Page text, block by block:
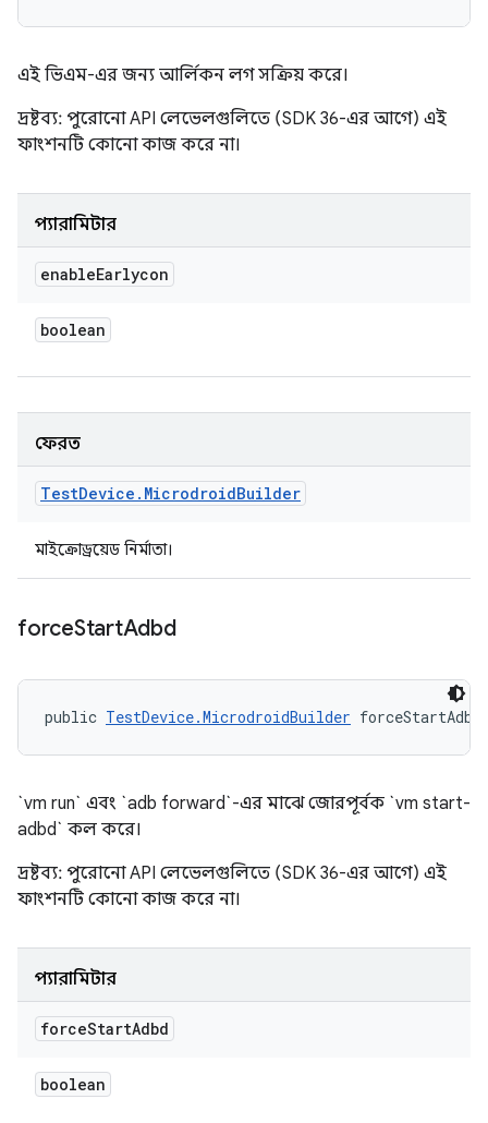
এই ভিএম-এর জন্য আর্লিকন লগ সক্রিয় করে।
দ্রষ্টব্য: পুরোনো API লেভেলগুলিতে (SDK 36-এর আগে) এই
ফাংশনটি কোনো কাজ করে না।
প্যারামিটার
enableEarlycon
boolean
ফেরত
TestDevice . MicrodroidBuilder
মাইক্রোড্রয়েড নির্মাতা।
forceStartAdbd
public TestDevice.MicrodroidBuilder
`vm run` এবং `adb forward`-এর মাঝে জোরপূর্বক `vm start-
adbd` কল করে।
দ্রষ্টব্য: পুরোনো API লেভেলগুলিতে (SDK 36-এর আগে) এই
ফাংশনটি কোনো কাজ করে না।
প্যারামিটার
forceStartAdbd
boolean